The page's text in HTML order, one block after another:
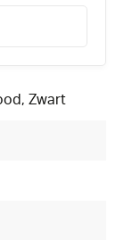
, Zwart